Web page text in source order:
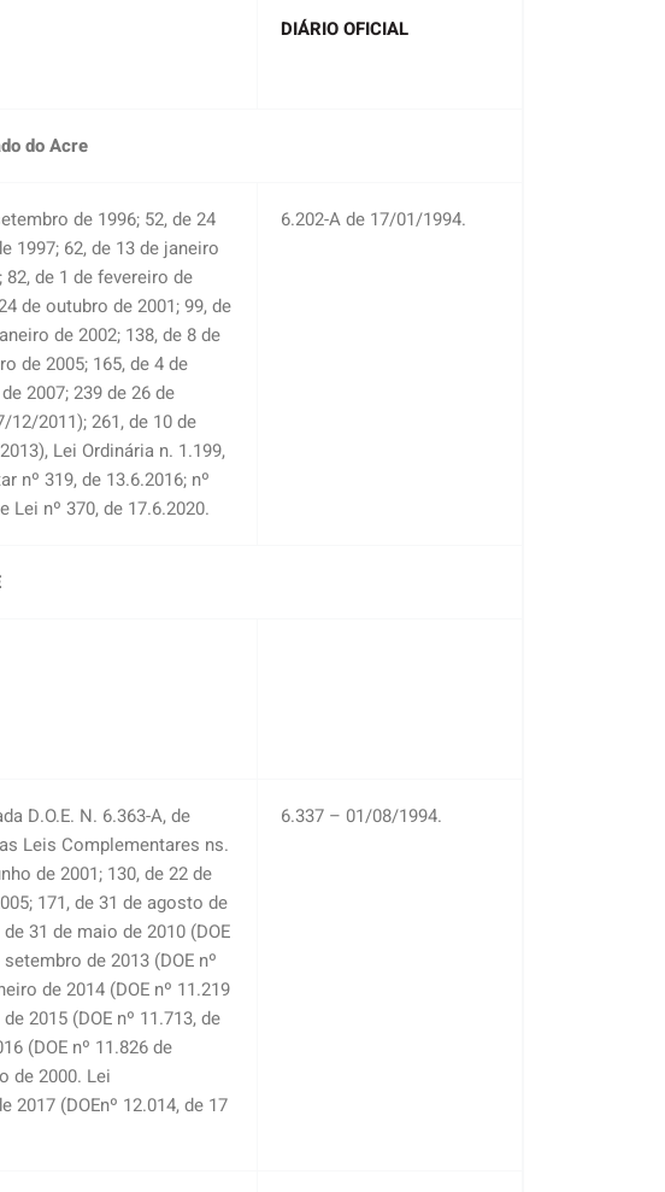
DIÁRIO OFICIAL
do Acre
de 1996; 52, de 24
1997; 62, de 13 de janeiro
82, de 1 de fevereiro de
de outubro de 2001; 99, de
de 2002; 138, de 8 de
de 2005; 165, de 4 de
2007; 239 de 26 de
12/2011); 261, de 10 de
Lei Ordinária n. 1.199,
nº 319, de 13.6.2016; nº
Lei nº 370, de 17.6.2020.
6.202-A de 17/01/1994.
D.O.E. N. 6.363-A, de
Leis Complementares ns.
de 2001; 130, de 22 de
171, de 31 de agosto de
31 de maio de 2010 (DOE
de 2013 (DOE nº
de 2014 (DOE nº 11.219
2015 (DOE nº 11.713, de
(DOE nº 11.826 de
de 2000. Lei
2017 (DOEnº 12.014, de 17
6.337 – 01/08/1994.